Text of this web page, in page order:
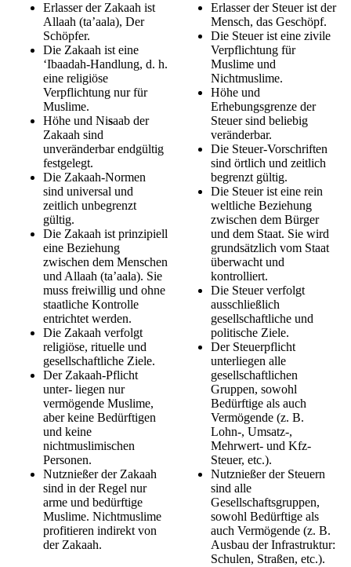
Erlasser der Zakaah ist
Allaah (ta’aala), Der
Schöpfer.
Die Zakaah ist eine
‘Ibaadah-Handlung, d. h.
eine religiöse
Verpflichtung nur für
Muslime.
Höhe und Nisaab der
Zakaah sind
unveränderbar endgültig
festgelegt.
Die Zakaah-Normen
sind universal und
zeitlich unbegrenzt
gültig.
Die Zakaah ist prinzipiell
eine Beziehung
zwischen dem Menschen
und Allaah (ta’aala). Sie
muss freiwillig und ohne
staatliche Kontrolle
entrichtet werden.
Die Zakaah verfolgt
religiöse, rituelle und
gesellschaftliche Ziele.
Der Zakaah-Pflicht
unter- liegen nur
vermögende Muslime,
aber keine Bedürftigen
und keine
nichtmuslimischen
Personen.
Nutznießer der Zakaah
sind in der Regel nur
arme und bedürftige
Muslime. Nichtmuslime
profitieren indirekt von
der Zakaah.
Erlasser der Steuer ist der
Mensch, das Geschöpf.
Die Steuer ist eine zivile
Verpflichtung für
Muslime und
Nichtmuslime.
Höhe und
Erhebungsgrenze der
Steuer sind beliebig
veränderbar.
Die Steuer-Vorschriften
sind örtlich und zeitlich
begrenzt gültig.
Die Steuer ist eine rein
weltliche Beziehung
zwischen dem Bürger
und dem Staat. Sie wird
grundsätzlich vom Staat
überwacht und
kontrolliert.
Die Steuer verfolgt
ausschließlich
gesellschaftliche und
politische Ziele.
Der Steuerpflicht
unterliegen alle
gesellschaftlichen
Gruppen, sowohl
Bedürftige als auch
Vermögende (z. B.
Lohn-, Umsatz-,
Mehrwert- und Kfz-
Steuer, etc.).
Nutznießer der Steuern
sind alle
Gesellschaftsgruppen,
sowohl Bedürftige als
auch Vermögende (z. B.
Ausbau der Infrastruktur:
Schulen, Straßen, etc.).